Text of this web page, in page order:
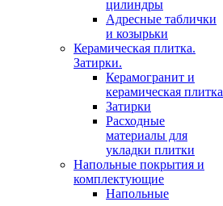
цилиндры
Адресные таблички
и козырьки
Керамическая плитка.
Затирки.
Керамогранит и
керамическая плитка
Затирки
Расходные
материалы для
укладки плитки
Напольные покрытия и
комплектующие
Напольные